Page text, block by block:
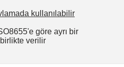
kullanılabilir
göre ayrı bir
verilir